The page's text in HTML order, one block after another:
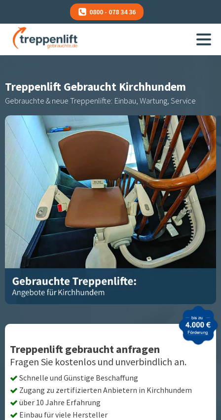
0800 - 078 34 36
Treppenlift Gebraucht Kirchhundem
Gebrauchte & neue Treppenlifte: Einbau, Wartung, Service
Treppenlift gebraucht anfragen
Fragen Sie kostenlos und unverbindlich an.
Schnelle und Günstige Beschaffung
Zugang zu zertifizierten Anbietern in Kirchhundem
über 10 Jahre Erfahrung
Einbau für viele Hersteller